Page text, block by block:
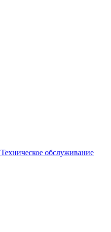
Техническое обслуживание